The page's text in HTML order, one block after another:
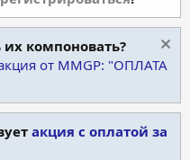
компоновать?
от MMGP: "ОПЛАТА
акция с оплатой за